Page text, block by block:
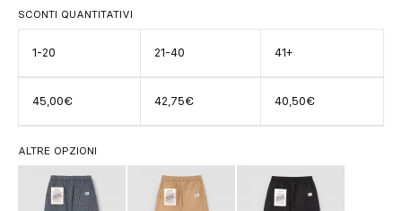
SCONTI QUANTITATIVI
1-20 21-40 41+
45,00€ 42,75€ 40,50€
ALTRE OPZIONI